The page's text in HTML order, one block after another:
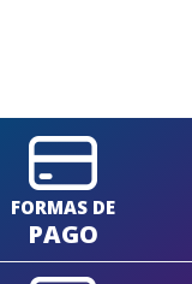
FORMAS DE
PAGO